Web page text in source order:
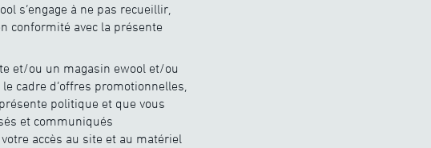
s’engage à ne pas recueillir,
conformité avec la présente
et/ou un magasin ewool et/ou
cadre d’offres promotionnelles,
politique et que vous
et communiqués
accès au site et au matériel